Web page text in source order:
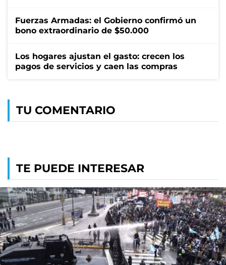
Fuerzas Armadas: el Gobierno confirmó un
bono extraordinario de $50.000
Los hogares ajustan el gasto: crecen los
pagos de servicios y caen las compras
TU COMENTARIO
TE PUEDE INTERESAR